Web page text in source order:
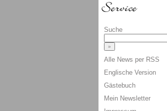
Suche
Alle News per RSS
Englische Version
Gästebuch
Mein Newsletter